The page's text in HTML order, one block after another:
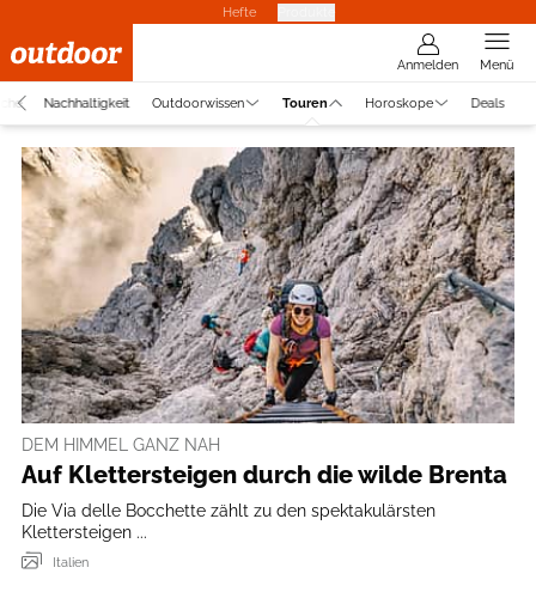
Hefte
Anmelden Menü
Nachhaltigkeit Outdoorwissen Touren Horoskope Deals
DEM HIMMEL GANZ NAH
Auf Klettersteigen durch die wilde Brenta
Die Via delle Bocchette zählt zu den spektakulärsten
Klettersteigen ...
Italien